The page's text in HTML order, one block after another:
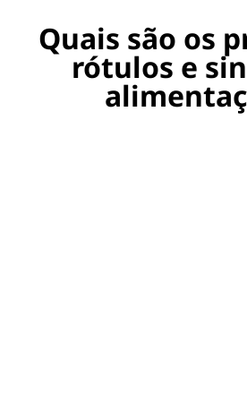
Quais são os
rótulos e